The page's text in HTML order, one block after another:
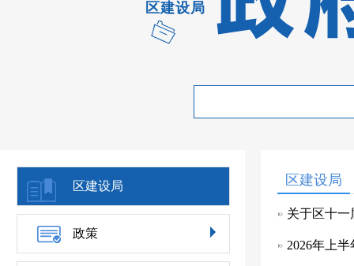
区建设局
区建设局
政策
区建设局
关于区十一
2026年上